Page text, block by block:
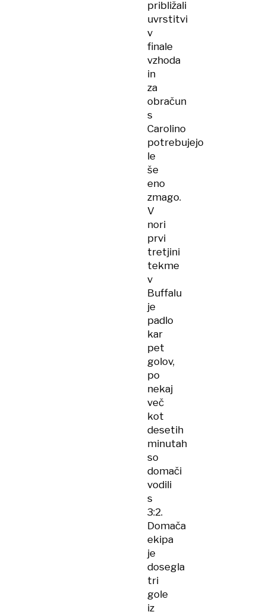
približali
uvrstitvi
v
finale
vzhoda
in
za
obračun
s
Carolino
potrebujejo
le
še
eno
zmago.
V
nori
prvi
tretjini
tekme
v
Buffalu
je
padlo
kar
pet
golov,
po
nekaj
več
kot
desetih
minutah
so
domači
vodili
s
3:2.
Domača
ekipa
je
dosegla
tri
gole
iz